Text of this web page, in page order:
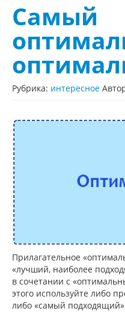
Самый
Рубрика: интересное
Прилагательное
«лучший, наиболее
в сочетании с
этого используйте либо
либо «самый